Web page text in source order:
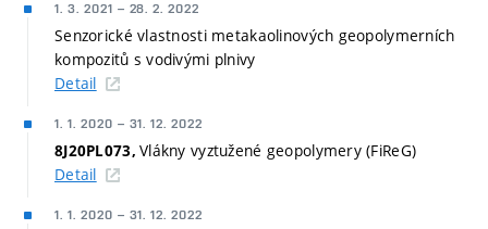
1. 3. 2021 – 28. 2. 2022
Senzorické vlastnosti metakaolinových geopolymerních
kompozitů s vodivými plnivy
Detail
1. 1. 2020 – 31. 12. 2022
8J20PL073,Vlákny vyztužené geopolymery (FiReG)
Detail
1. 1. 2020 – 31. 12. 2022